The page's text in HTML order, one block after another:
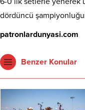
dördüncü
patronlardunyasi.com
Benzer Konular